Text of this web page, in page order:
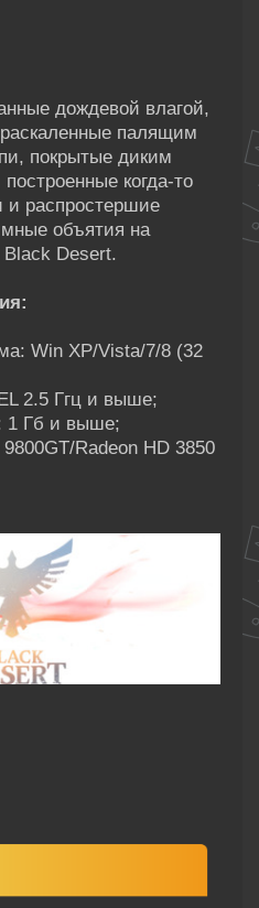
дождевой влагой,
палящим
покрытые диким
когда-то
распростершие
объятия на
Desert.
Win XP/Vista/7/8 (32
2.5 Ггц и выше;
1 Гб и выше;
Radeon HD 3850